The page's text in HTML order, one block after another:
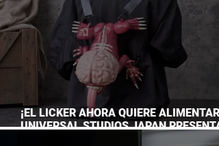
¡EL LICKER AHORA QUIERE
UNIVERSAL STUDIOS JAPAN PRESENTA
SU TERRORÍFICA COLECCIÓN DE